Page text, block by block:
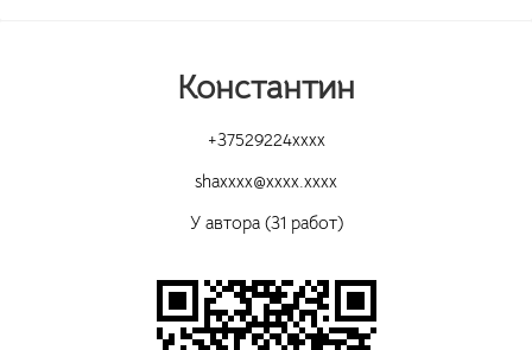
Koнстантин
+37529224xxxx
shaxxxx@xxxx.xxxx
У автора (31 работ)